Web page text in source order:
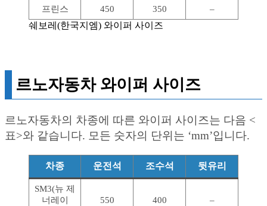
프린스 450 350 –
쉐보레(한국지엠) 와이퍼 사이즈
르노자동차 와이퍼 사이즈
르노자동차의 차종에 따른 와이퍼 사이즈는 다음 <
표>와 같습니다. 모든 숫자의 단위는 ‘mm’입니다.
차종 운전석 조수석 뒷유리
SM3(뉴 제
너레이
550 400 –